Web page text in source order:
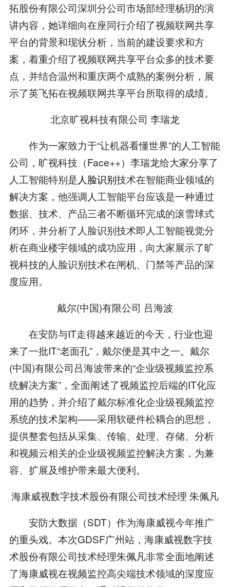
拓股份有限公司深圳分公司市场部经理杨玥的演
讲内容，她详细向在座同行介绍了视频联网共享
平台的背景和现状分析，当前的建设要求和方
案，着重介绍了视频联网共享平台众多的技术要
点，并结合温州和重庆两个成熟的案例分析，展
示了英飞拓在视频联网共享平台所取得的成绩。
北京旷视科技有限公司 李瑞龙
作为一家致力于“让机器看懂世界”的人工智能
公司，旷视科技（Face++）李瑞龙给大家分享了
人工智能特别是人脸识别技术在智能商业领域的
解决方案，他强调人工智能平台应该是一种通过
数据、技术、产品三者不断循环完成的滚雪球式
闭环，并分析了人脸识别技术即人工智能视觉分
析在商业楼宇领域的成功应用，向大家展示了旷
视科技的人脸识别技术在闸机、门禁等产品的深
度应用。
戴尔(中国)有限公司 吕海波
在安防与IT走得越来越近的今天，行业也迎
来了一批IT“老面孔”，戴尔便是其中之一。戴尔
(中国)有限公司吕海波带来的“企业级视频监控系
统解决方案”，全面阐述了视频监控后端的IT化应
用的趋势，并介绍了戴尔标准化企业级视频监控
系统的技术架构——采用软硬件松耦合的思想，
提供整套包括从采集、传输、处理、存储、分析
和视频云相关的企业级视频监控解决方案，为兼
容、扩展及维护带来最大便利。
海康威视数字技术股份有限公司技术经理 朱佩凡
安防大数据（SDT）作为海康威视今年推广
的重头戏。本次GDSF广州站，海康威视数字技
术股份有限公司技术经理朱佩凡非常全面地阐述
了海康威视在视频监控高尖端技术领域的深度应